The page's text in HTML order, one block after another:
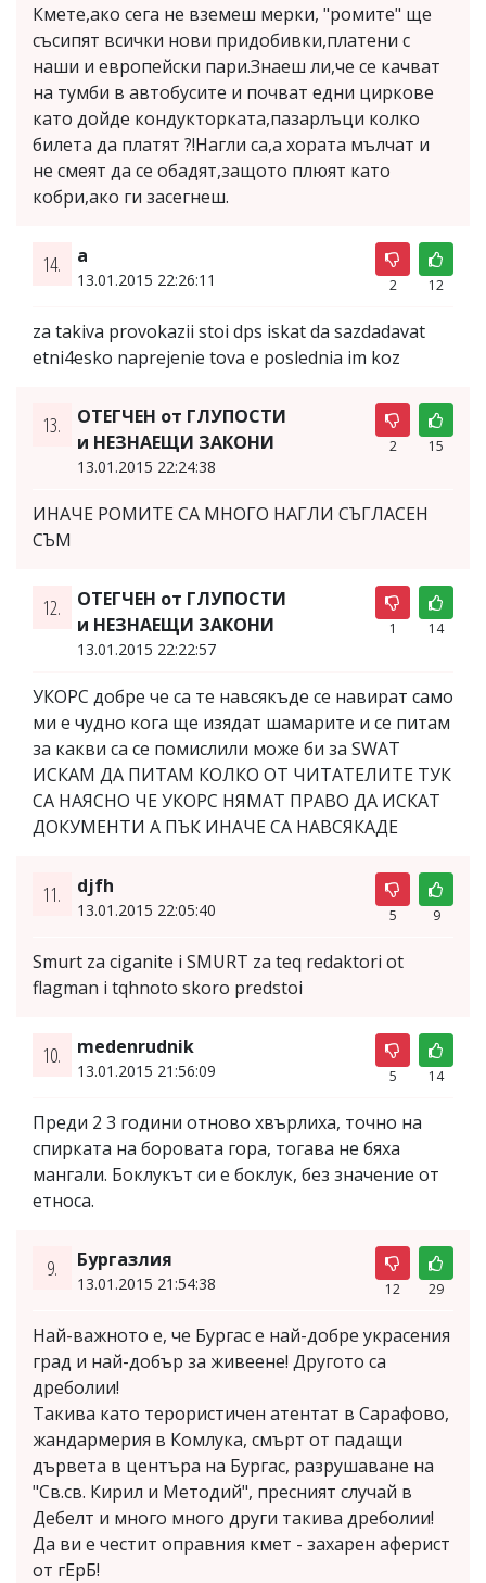
Кмете,ако сега не вземеш мерки, "ромите" ще
съсипят всички нови придобивки,платени с
наши и европейски пари.Знаеш ли,че се качват
на тумби в автобусите и почват едни циркове
като дойде кондукторката,пазарлъци колко
билета да платят ?!Нагли са,а хората мълчат и
не смеят да се обадят,защото плюят като
кобри,ако ги засегнеш.
14. a
13.01.2015 22:26:11 2 12
za takiva provokazii stoi dps iskat da sazdadavat
etni4esko naprejenie tova e poslednia im koz
13.
ОТЕГЧЕН от ГЛУПОСТИ
и НЕЗНАЕЩИ ЗАКОНИ
13.01.2015 22:24:38
2 15
ИНАЧЕ РОМИТЕ СА МНОГО НАГЛИ СЪГЛАСЕН
СЪМ
12.
ОТЕГЧЕН от ГЛУПОСТИ
и НЕЗНАЕЩИ ЗАКОНИ
13.01.2015 22:22:57
1 14
УКОРС добре че са те навсякъде се навират само
ми е чудно кога ще изядат шамарите и се питам
за какви са се помислили може би за SWAT
ИСКАМ ДА ПИТАМ КОЛКО ОТ ЧИТАТЕЛИТЕ ТУК
СА НАЯСНО ЧЕ УКОРС НЯМАТ ПРАВО ДА ИСКАТ
ДОКУМЕНТИ А ПЪК ИНАЧЕ СА НАВСЯКАДЕ
11. djfh
13.01.2015 22:05:40 5 9
Smurt za ciganite i SMURT za teq redaktori ot
flagman i tqhnoto skoro predstoi
10. medenrudnik
13.01.2015 21:56:09 5 14
Преди 2 3 години отново хвърлиха, точно на
спирката на боровата гора, тогава не бяха
мангали. Боклукът си е боклук, без значение от
етноса.
9. Бургазлия
13.01.2015 21:54:38 12 29
Най-важното е, че Бургас е най-добре украсения
град и най-добър за живеене! Другото са
дреболии!
Такива като терористичен атентат в Сарафово,
жандармерия в Комлука, смърт от падащи
дървета в центъра на Бургас, разрушаване на
"Св.св. Кирил и Методий", пресният случай в
Дебелт и много много други такива дреболии!
Да ви е честит оправния кмет - захарен аферист
от гЕрБ!